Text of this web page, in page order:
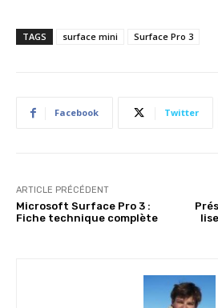
TAGS surface mini Surface Pro 3
Facebook Twitter
ARTICLE PRÉCÉDENT
Microsoft Surface Pro 3 :
Fiche technique complète